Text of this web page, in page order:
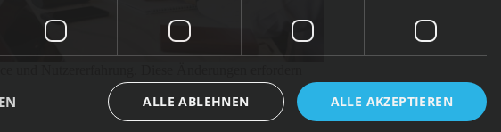
und Nutzererfahrung. Diese Änderungen erfordern
ALLE AKZEPTIEREN
ALLE ABLEHNEN